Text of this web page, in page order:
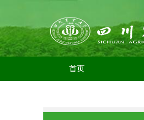
首页